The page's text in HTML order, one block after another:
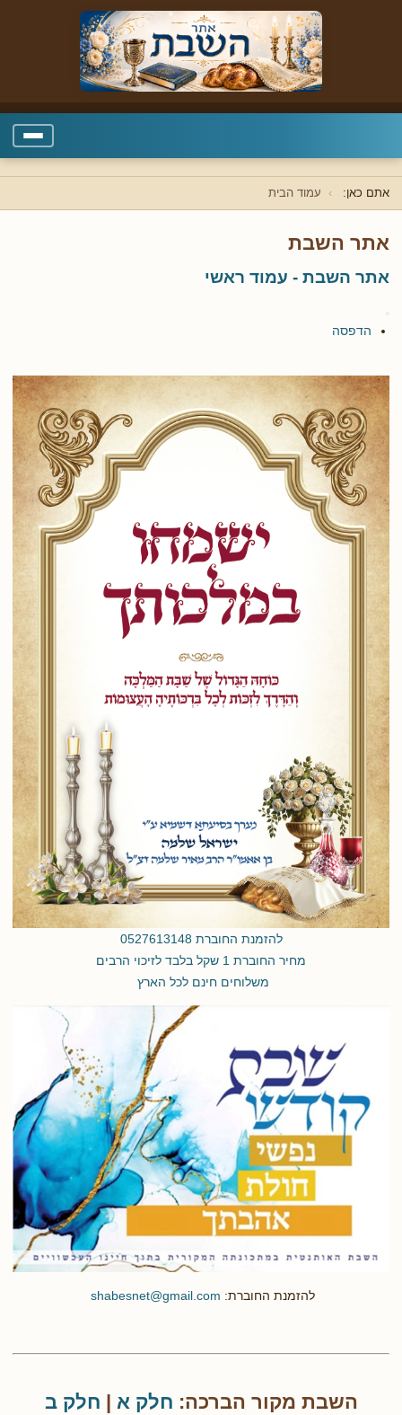
אתם כאן: עמוד הבית
אתר השבת
אתר השבת - עמוד ראשי
הדפסה
להזמנת החוברת 0527613148
מחיר החוברת 1 שקל בלבד לזיכוי הרבים
משלוחים חינם לכל הארץ
להזמנת החוברת: shabesnet@gmail.com
השבת מקור הברכה: חלק א חלק ב